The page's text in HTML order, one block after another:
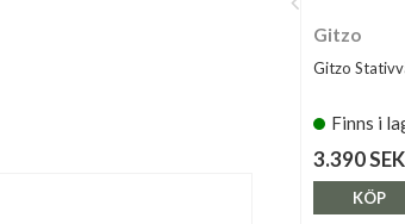
Gitzo
Gitzo
Finns i
3.390 SEK
KÖP